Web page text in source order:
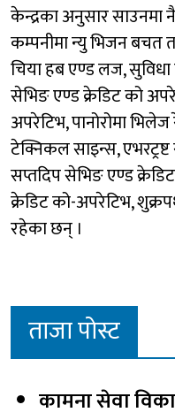
केन्द्रका अनुसार साउनमा
कम्पनीमा न्यु भिजन बचत
चिया हब एण्ड लज,
सेभिङ एण्ड क्रेडिट को
अपरेटिभ, पानोरोमा भिलेज
टेक्निकल साइन्स,
सप्तदिप सेभिङ एण्ड
क्रेडिट को-अपरेटिभ,
रहेका छन् ।
ताजा पोस्ट
कामना सेवा